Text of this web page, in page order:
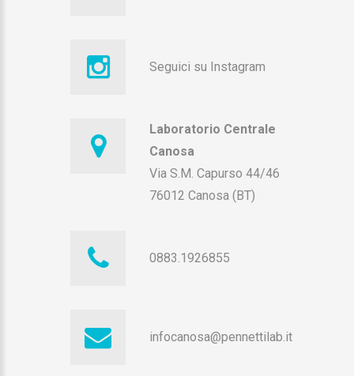
Seguici su Instagram
Laboratorio Centrale
Canosa
Via S.M. Capurso 44/46
76012 Canosa (BT)
0883.1926855
infocanosa@pennettilab.it